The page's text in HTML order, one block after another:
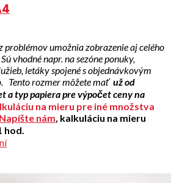
problémov umožnia zobrazenie aj celého
vhodné napr. na sezóne ponuky,
letáky spojené s objednávkovým
Tento rozmer môžete mať už od
a typ papiera pre výpočet ceny na
na mieru pre iné množstva
nám, kalkuláciu na mieru
hod.